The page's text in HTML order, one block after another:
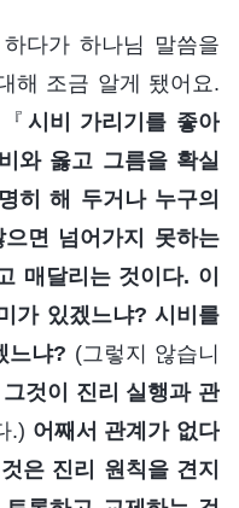
다가 하나님 말씀을
해 조금 알게 됐어요.
시비 가리기를 좋아
와 옳고 그름을 확실
히 해 두거나 누구의
면 넘어가지 못하는
매달리는 것이다. 이
가 있겠느냐? 시비를
느냐? (그렇지 않습니
것이 진리 실행과 관
.) 어째서 관계가 없다
은 진리 원칙을 견지